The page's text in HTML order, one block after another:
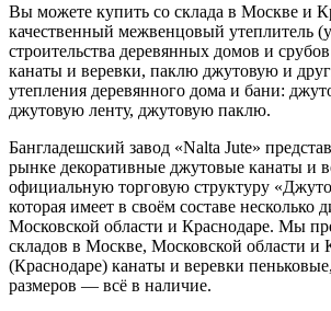
Вы можете купить со склада в Москве и
качественный межвенцовый утеплитель
строительства деревянных домов и
канаты и веревки, паклю джутовую и
утепления деревянного дома и бани:
джутовую ленту, джутовую паклю.
Бангладешский завод «Nalta Jute»
рынке декоративные джутовые канаты и
официальную торговую структуру
которая имеет в своём составе несколько
Московской области и Краснодаре. Мы
складов в Москве, Московской области и
(Краснодаре) канаты и веревки
размеров — всё в наличие.